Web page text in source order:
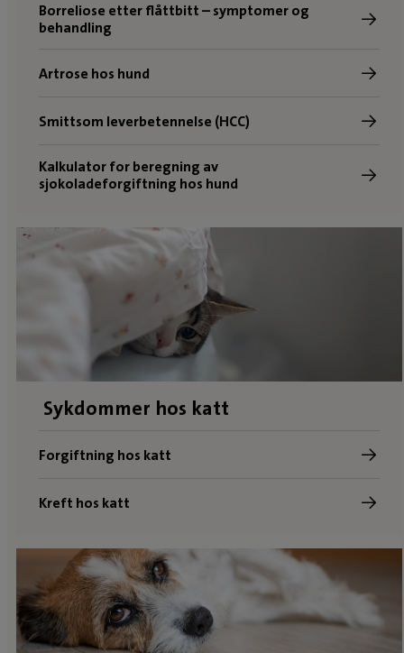
Borreliose etter flåttbitt – symptomer og
behandling
Artrose hos hund
Smittsom leverbetennelse (HCC)
Kalkulator for beregning av
sjokoladeforgiftning hos hund
Sykdommer hos katt
Forgiftning hos katt
Kreft hos katt